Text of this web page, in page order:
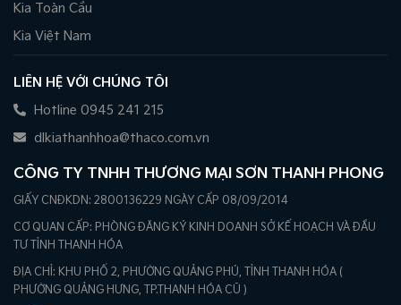
Kia Toàn Cầu
Kia Việt Nam
LIÊN HỆ VỚI CHÚNG TÔI
Hotline 0945 241 215
dlkiathanhhoa@thaco.com.vn
CÔNG TY TNHH THƯƠNG MẠI SƠN THANH PHONG
GIẤY CNĐKDN: 2800136229 NGÀY CẤP 08/09/2014
CƠ QUAN CẤP: PHÒNG ĐĂNG KÝ KINH DOANH SỞ KẾ HOẠCH VÀ ĐẦU
TƯ TỈNH THANH HÓA
ĐỊA CHỈ: KHU PHỐ 2, PHƯỜNG QUẢNG PHÚ, TỈNH THANH HÓA (
PHƯỜNG QUẢNG HƯNG, TP.THANH HÓA CŨ )